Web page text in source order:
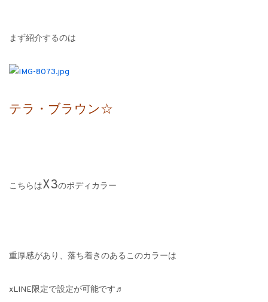
まず紹介するのは
テラ・ブラウン☆
こちらはX3のボディカラー
重厚感があり、落ち着きのあるこのカラーは
xLINE限定で設定が可能です♬